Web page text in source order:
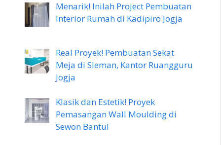
Menarik! Inilah Project Pembuatan
Interior Rumah di Kadipiro Jogja
Real Proyek! Pembuatan Sekat
Meja di Sleman, Kantor Ruangguru
Jogja
Klasik dan Estetik! Proyek
Pemasangan Wall Moulding di
Sewon Bantul